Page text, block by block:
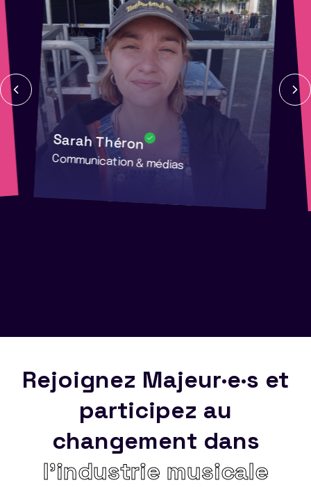
Sarah Théron
Communication & médias
Rejoignez Majeur·e·s et
participez au
changement dans
l’industrie musicale